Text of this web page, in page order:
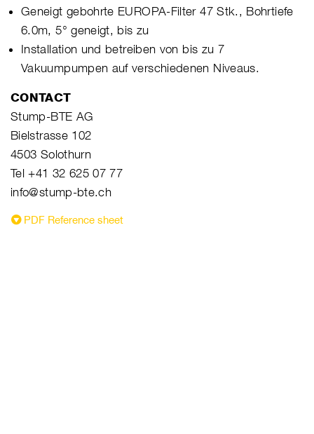
Geneigt gebohrte EUROPA-Filter 47 Stk., Bohrtiefe
6.0m, 5° geneigt, bis zu
Installation und betreiben von bis zu 7
Vakuumpumpen auf verschiedenen Niveaus.
CONTACT
Stump-BTE AG
Bielstrasse 102
4503 Solothurn
Tel +41 32 625 07 77
info@stump-bte.ch
PDF Reference sheet